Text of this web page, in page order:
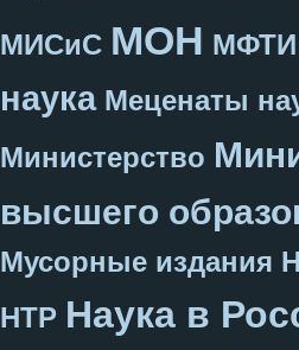
МИСиС МОН МФТИ
наука Меценаты
Министерство
высшего
Мусорные издания
НТР Наука в